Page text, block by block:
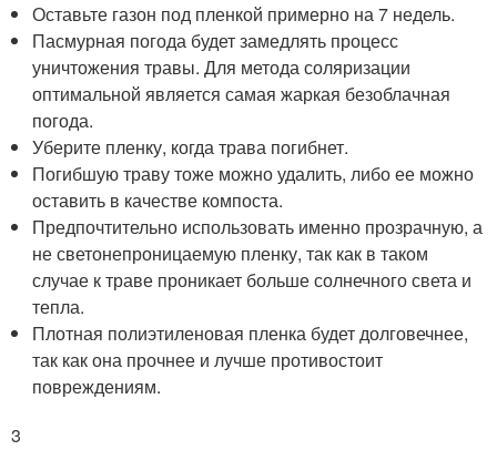
Оставьте газон под пленкой примерно на 7 недель.
Пасмурная погода будет замедлять процесс
уничтожения травы. Для метода соляризации
оптимальной является самая жаркая безоблачная
погода.
Уберите пленку, когда трава погибнет.
Погибшую траву тоже можно удалить, либо ее можно
оставить в качестве компоста.
Предпочтительно использовать именно прозрачную, а
не светонепроницаемую пленку, так как в таком
случае к траве проникает больше солнечного света и
тепла.
Плотная полиэтиленовая пленка будет долговечнее,
так как она прочнее и лучше противостоит
повреждениям.
3